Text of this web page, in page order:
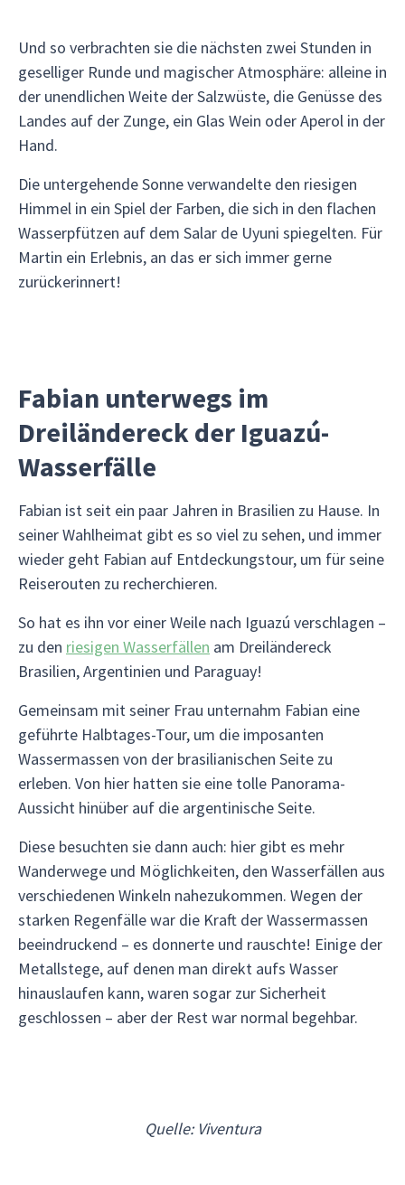
Und so verbrachten sie die nächsten zwei Stunden in
geselliger Runde und magischer Atmosphäre: alleine in
der unendlichen Weite der Salzwüste, die Genüsse des
Landes auf der Zunge, ein Glas Wein oder Aperol in der
Hand.
Die untergehende Sonne verwandelte den riesigen
Himmel in ein Spiel der Farben, die sich in den flachen
Wasserpfützen auf dem Salar de Uyuni spiegelten. Für
Martin ein Erlebnis, an das er sich immer gerne
zurückerinnert!
Fabian unterwegs im
Dreiländereck der Iguazú-
Wasserfälle
Fabian ist seit ein paar Jahren in Brasilien zu Hause. In
seiner Wahlheimat gibt es so viel zu sehen, und immer
wieder geht Fabian auf Entdeckungstour, um für seine
Reiserouten zu recherchieren.
So hat es ihn vor einer Weile nach Iguazú verschlagen –
zu den riesigen Wasserfällen am Dreiländereck
Brasilien, Argentinien und Paraguay!
Gemeinsam mit seiner Frau unternahm Fabian eine
geführte Halbtages-Tour, um die imposanten
Wassermassen von der brasilianischen Seite zu
erleben. Von hier hatten sie eine tolle Panorama-
Aussicht hinüber auf die argentinische Seite.
Diese besuchten sie dann auch: hier gibt es mehr
Wanderwege und Möglichkeiten, den Wasserfällen aus
verschiedenen Winkeln nahezukommen. Wegen der
starken Regenfälle war die Kraft der Wassermassen
beeindruckend – es donnerte und rauschte! Einige der
Metallstege, auf denen man direkt aufs Wasser
hinauslaufen kann, waren sogar zur Sicherheit
geschlossen – aber der Rest war normal begehbar.
Quelle: Viventura